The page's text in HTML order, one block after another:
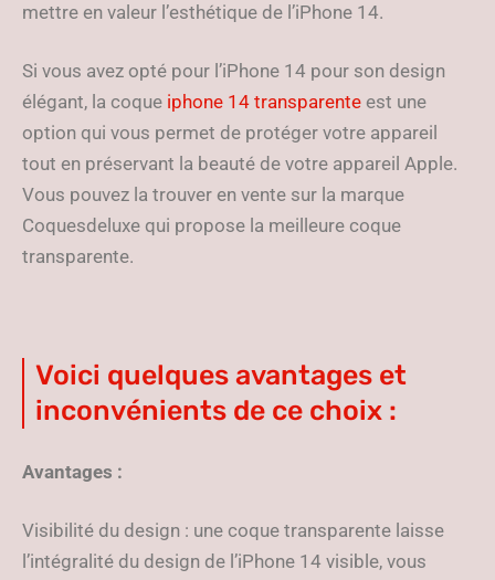
mettre en valeur l’esthétique de l’iPhone 14.
Si vous avez opté pour l’iPhone 14 pour son design
élégant, la coque iphone 14 transparente est une
option qui vous permet de protéger votre appareil
tout en préservant la beauté de votre appareil Apple.
Vous pouvez la trouver en vente sur la marque
Coquesdeluxe qui propose la meilleure coque
transparente.
Voici quelques avantages et
inconvénients de ce choix :
Avantages :
Visibilité du design : une coque transparente laisse
l’intégralité du design de l’iPhone 14 visible, vous